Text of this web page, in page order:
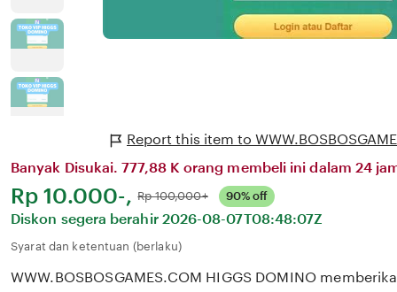
Report this item to
Banyak Disukai. 777,88 K orang membeli ini dalam 24
Harga:
Rp 10.000-, Normal:
Rp 100,000+ 90% off
Diskon segera berahir 2026-08-07T08:48:07Z
Syarat dan ketentuan (berlaku)
WWW.BOSBOSGAMES.COM HIGGS DOMINO